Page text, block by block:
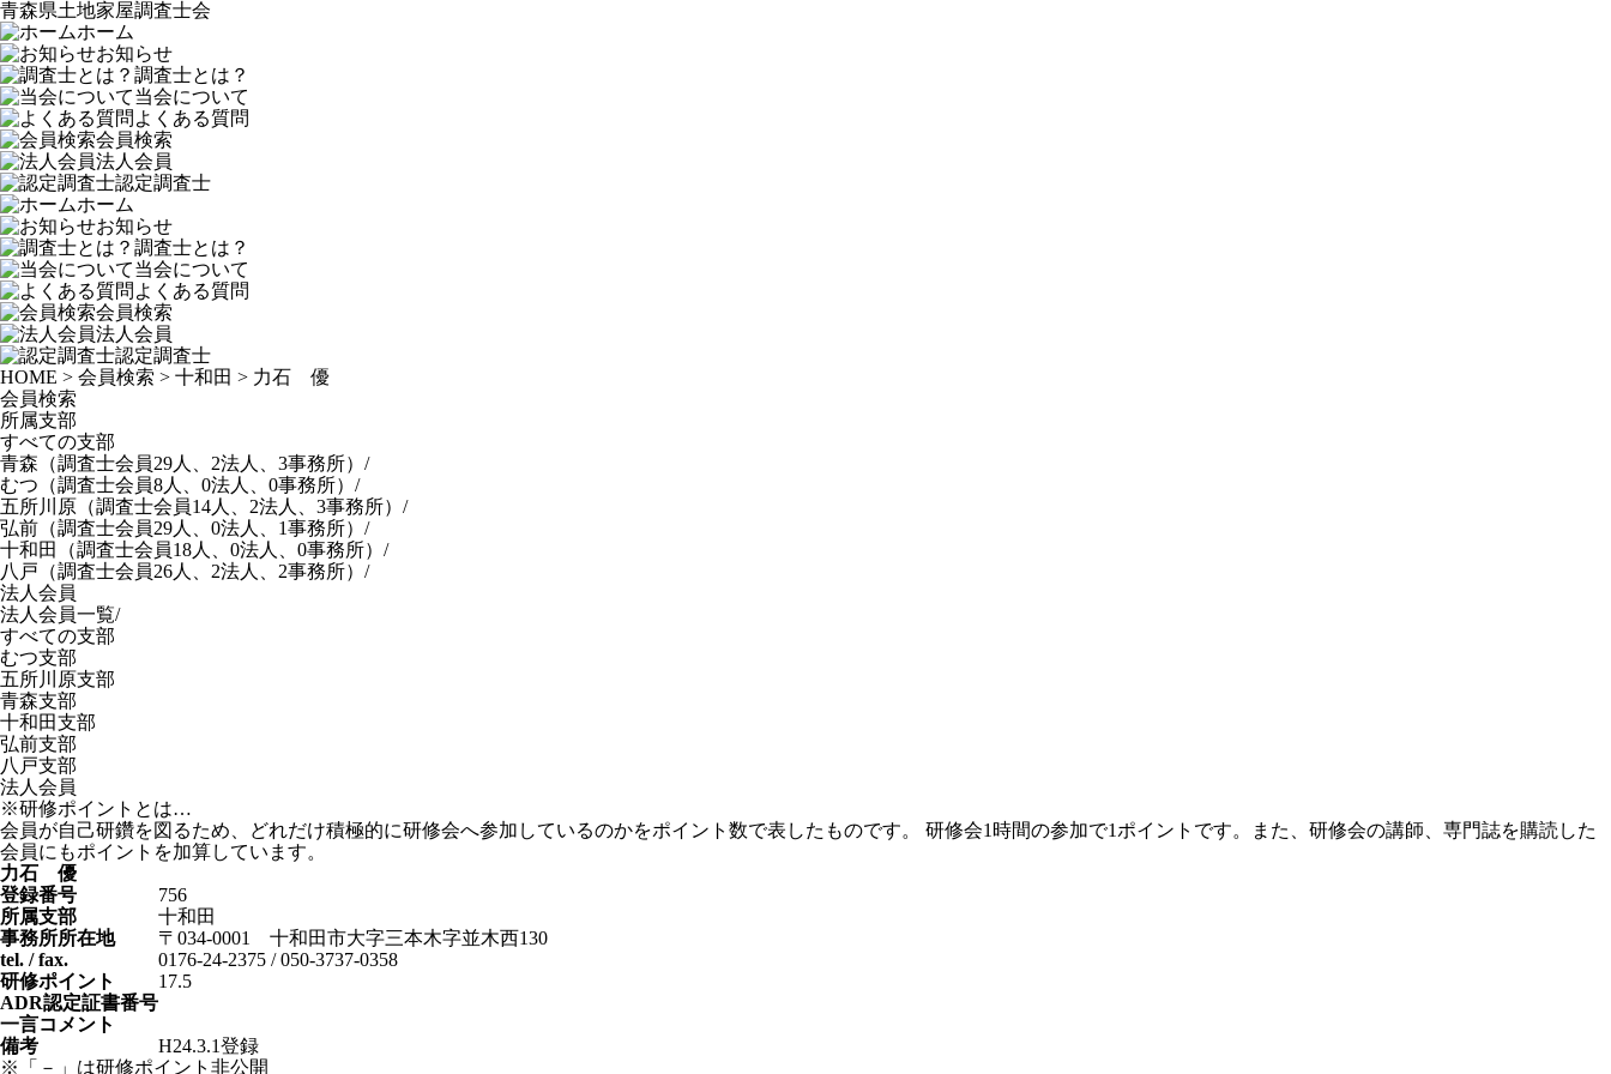
青森県土地家屋調査士会
ホーム
お知らせ
調査士とは？
当会について
よくある質問
会員検索
法人会員
認定調査士
ホーム
お知らせ
調査士とは？
当会について
よくある質問
会員検索
法人会員
認定調査士
HOME > 会員検索 > 十和田 > 力石 優
会員検索
所属支部
すべての支部
青森 （調査士会員29人、2法人、3事務所） /
むつ （調査士会員8人、0法人、0事務所） /
五所川原 （調査士会員14人、2法人、3事務所） /
弘前 （調査士会員29人、0法人、1事務所） /
十和田
（調査士会員18人、0法人、0事務所） /
八戸 （調査士会員26人、2法人、2事務所） /
法人会員
法人会員一覧/
すべての支部
むつ支部
五所川原支部
青森支部
十和田支部
弘前支部
八戸支部
法人会員
※研修ポイントとは…
会員が自己研鑽を図るため、どれだけ積極的に研修会へ参加しているのかをポイント数で表したものです。 研修会1時間の参加で1ポイントです。また、研修会の講師、専門誌を購読した
会員にもポイントを加算しています。
力石 優
登録番号
756
所属支部
十和田
事務所所在地
〒034-0001 十和田市大字三本木字並木西130
tel. / fax.
0176-24-2375 / 050-3737-0358
研修ポイント
17.5
ADR認定証書番号
一言コメント
備考
H24.3.1登録
※「－」は研修ポイント非公開